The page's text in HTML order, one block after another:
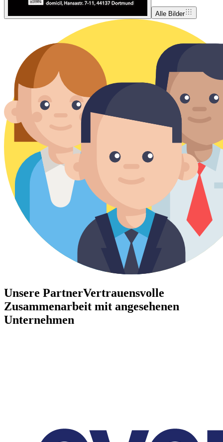
Alle Bilder
Unsere PartnerVertrauensvolle
Zusammenarbeit mit angesehenen
Unternehmen